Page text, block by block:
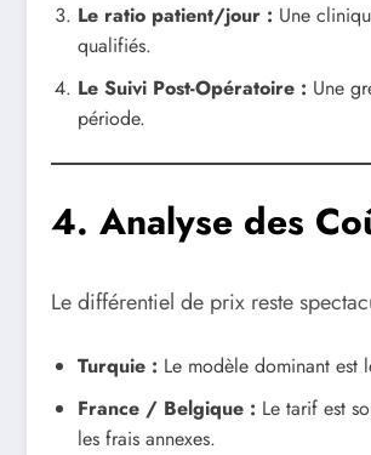
Le ratio patient/jour : Une
qualifiés.
Le Suivi Post-Opératoire : Une
période.
4. Analyse des
Le différentiel de prix reste
Turquie : Le modèle dominant est
France / Belgique : Le tarif est
les frais annexes.